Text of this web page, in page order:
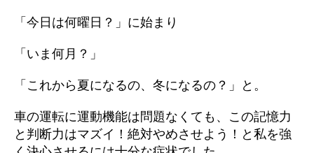
「今日は何曜日？」に始まり
「いま何月？」
「これから夏になるの、冬になるの？」と。
車の運転に運動機能は問題なくても、この記憶力
と判断力はマズイ！絶対やめさせよう！と私を強